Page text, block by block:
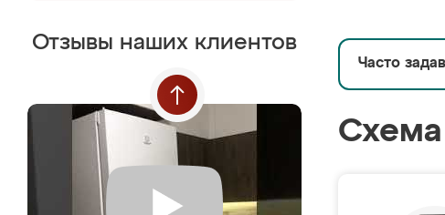
Отзывы наших клиентов
Часто